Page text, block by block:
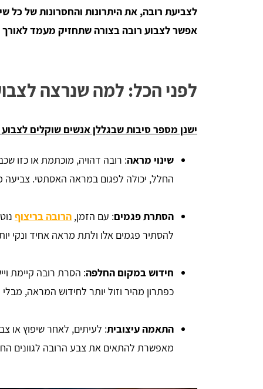
לצביעת רובה, את היתרונות והחסרונות של
אפשר לצבוע רובה בצורה שתחזיק מעמד לאורך
לפני הכל: למה שנרצה
ישנן מספר סיבות שבגללן אנשים שוקלים
שינוי מראה: רובה דהויה, מוכתמת או כזו
החלל, יכולה לפגום במראה האסתטי.
הסתרת פגמים: עם הזמן, הרובה בריצוף
להסתיר פגמים אלו ולתת מראה אחיד ונקי
חידוש במקום החלפה: הסרת רובה קיימת
כפתרון מהיר וזול יותר לחידוש המראה, מבלי
התאמה עיצובית: לעיתים, לאחר שיפוץ או
מאפשרת להתאים את צבע הרובה לגוונים